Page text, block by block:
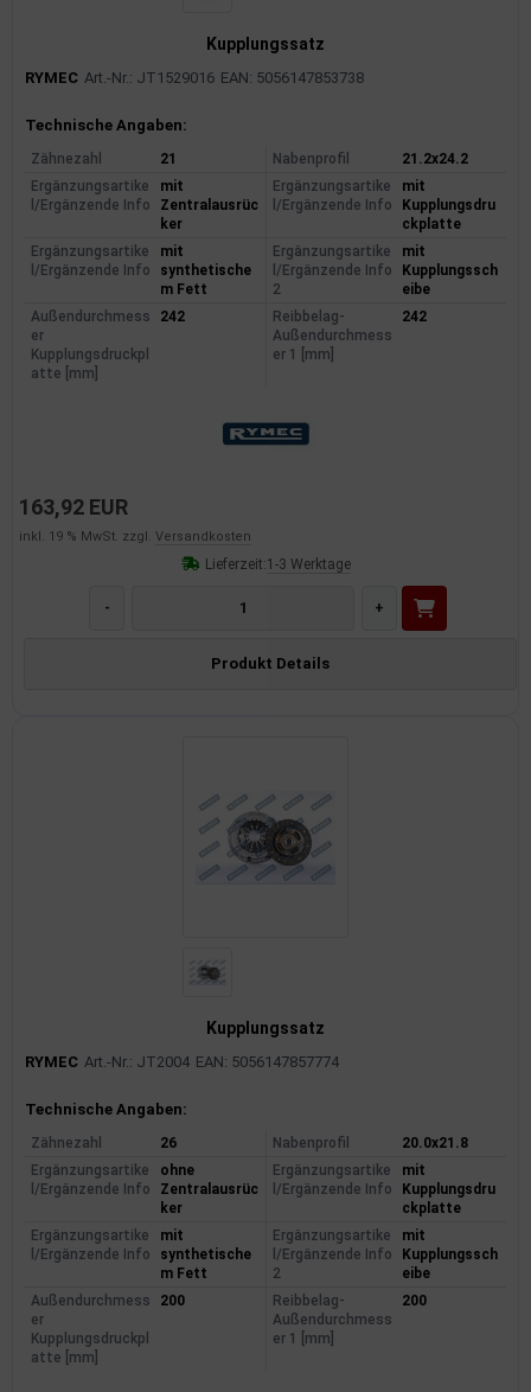
Kupplungssatz
RYMEC Art.-Nr.: JT1529016 EAN: 5056147853738
Produktinformationen
Technische Angaben:
Zähnezahl 21 Nabenprofil
21.2x24.2
Ergänzungsartike
l/Ergänzende Info
mit
Zentralausrüc
ker
Ergänzungsartike
l/Ergänzende Info
mit
Kupplungsdru
ckplatte
Ergänzungsartike
l/Ergänzende Info
mit
synthetische
m Fett
Ergänzungsartike
l/Ergänzende Info
2
mit
Kupplungssch
eibe
Außendurchmess
er
Kupplungsdruckpl
atte [mm]
242
Reibbelag-
Außendurchmess
er 1 [mm]
242
163,92 EUR
inkl. 19 % MwSt. zzgl. Versandkosten
Lieferzeit:1-3 Werktage
- +
Produkt Details
Kupplungssatz
RYMEC Art.-Nr.: JT2004 EAN: 5056147857774
Produktinformationen
Technische Angaben:
Zähnezahl 26 Nabenprofil
20.0x21.8
Ergänzungsartike
l/Ergänzende Info
ohne
Zentralausrüc
ker
Ergänzungsartike
l/Ergänzende Info
mit
Kupplungsdru
ckplatte
Ergänzungsartike
l/Ergänzende Info
mit
synthetische
m Fett
Ergänzungsartike
l/Ergänzende Info
2
mit
Kupplungssch
eibe
Außendurchmess
er
Kupplungsdruckpl
atte [mm]
200
Reibbelag-
Außendurchmess
er 1 [mm]
200